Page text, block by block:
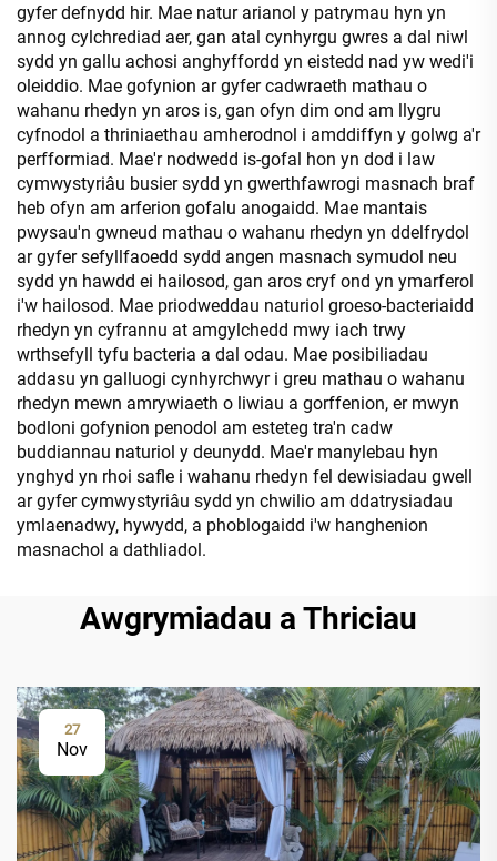
gyfer defnydd hir. Mae natur arianol y patrymau hyn yn
annog cylchrediad aer, gan atal cynhyrgu gwres a dal niwl
sydd yn gallu achosi anghyffordd yn eistedd nad yw wedi'i
oleiddio. Mae gofynion ar gyfer cadwraeth mathau o
wahanu rhedyn yn aros is, gan ofyn dim ond am llygru
cyfnodol a thriniaethau amherodnol i amddiffyn y golwg a'r
perfformiad. Mae'r nodwedd is-gofal hon yn dod i law
cymwystyriâu busier sydd yn gwerthfawrogi masnach braf
heb ofyn am arferion gofalu anogaidd. Mae mantais
pwysau'n gwneud mathau o wahanu rhedyn yn ddelfrydol
ar gyfer sefyllfaoedd sydd angen masnach symudol neu
sydd yn hawdd ei hailosod, gan aros cryf ond yn ymarferol
i'w hailosod. Mae priodweddau naturiol groeso-bacteriaidd
rhedyn yn cyfrannu at amgylchedd mwy iach trwy
wrthsefyll tyfu bacteria a dal odau. Mae posibiliadau
addasu yn galluogi cynhyrchwyr i greu mathau o wahanu
rhedyn mewn amrywiaeth o liwiau a gorffenion, er mwyn
bodloni gofynion penodol am esteteg tra'n cadw
buddiannau naturiol y deunydd. Mae'r manylebau hyn
ynghyd yn rhoi safle i wahanu rhedyn fel dewisiadau gwell
ar gyfer cymwystyriâu sydd yn chwilio am ddatrysiadau
ymlaenadwy, hywydd, a phoblogaidd i'w hanghenion
masnachol a dathliadol.
Awgrymiadau a Thriciau
27
Nov